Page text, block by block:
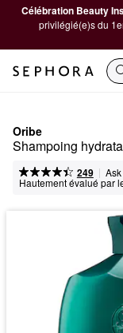
Célébration Beauty
privilégié(e)s du
Oribe
Shampoing
249 |
Hautement évalué par